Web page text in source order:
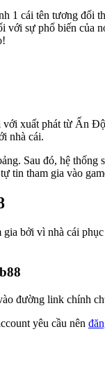
1 cái tên tương đối
sự phổ biến của
với xuất phát từ Ấn
nhà cái.
Sau đó, hệ
tin tham gia vào
gia bởi vì nhà cái
đường link chính
yêu cầu nên